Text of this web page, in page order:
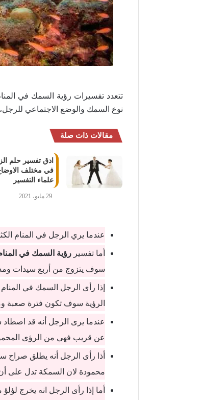
تتعدد تفسيرات رؤية السمك في
نوع السمك والوضع الاجتماعي
مقالات ذات صلة
ادق تفسير حلم
في مختلف
علماء التفسير
29 مايو، 2021
عندما يري الرجل في المنام
أما تفسير رؤية السمك في
سوف يتزوج من أربع سيدات
إذا رأى الرجل السمك في
الرؤية سوف تكون فترة صعبة
عندما يرى الرجل أنه قد
عن قريب فهي من الرؤى
أذا رأى الرجل أنه يطلق
محمودة لان السمكة تدل على
أما إذا رأى الرجل انه يخرج